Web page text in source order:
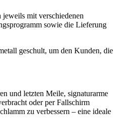
mit verschiedenen
sowie die Lieferung
geschult, um den Kunden, die
und letzten Meile, signaturarme
oder per Fallschirm
zu verbessern – eine ideale